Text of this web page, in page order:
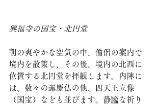
興福寺の国宝・北円堂
朝の爽やかな空気の中、僧侶の案内で
境内を散策し、その後、境内の北西に
位置する北円堂を拝観します。内陣に
は、数々の運慶仏の他、四天王立像
（国宝）なども並びます。静謐な祈り